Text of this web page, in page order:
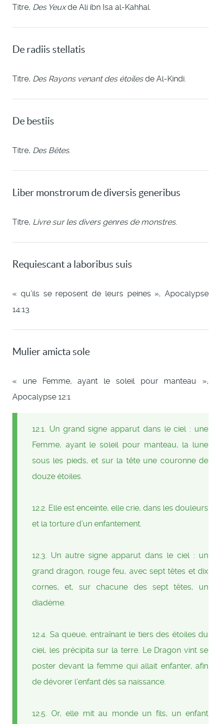
Titre, Des Yeuxde Ali ibn Isa al-Kahhal.
De radiis stellatis
Titre, Des Rayons venant des étoilesde Al-Kindi.
De bestiis
Titre, Des Bêtes.
Liber monstrorum de diversis generibus
Titre, Livre sur les divers genres de monstres.
Requiescant a laboribus suis
« qu’ils se reposent de leurs peines », Apocalypse
14:13
Mulier amicta sole
« une Femme, ayant le soleil pour manteau »,
Apocalypse 12:1
12.1. Un grand signe apparut dans le ciel : une
Femme, ayant le soleil pour manteau, la lune
sous les pieds, et sur la tête une couronne de
douze étoiles.
12.2. Elle est enceinte, elle crie, dans les douleurs
et la torture d’un enfantement.
12.3. Un autre signe apparut dans le ciel : un
grand dragon, rouge feu, avec sept têtes et dix
cornes, et, sur chacune des sept têtes, un
diadème.
12.4. Sa queue, entraînant le tiers des étoiles du
ciel, les précipita sur la terre. Le Dragon vint se
poster devant la femme qui allait enfanter, afin
de dévorer l’enfant dès sa naissance.
12.5. Or, elle mit au monde un fils, un enfant